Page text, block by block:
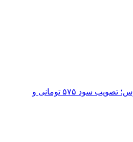
مجمع پتروشیمی زاگرس؛ تصویب سود ۵۷۵ تومانی و